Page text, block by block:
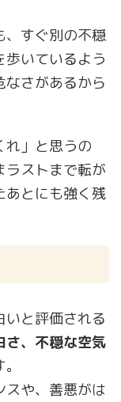
、すぐ別の不穏
歩いているよう
さがあるから
れ」と思うの
ラストまで転が
あとにも強く残
と評価される
さ、不穏な空気
スや、善悪がは